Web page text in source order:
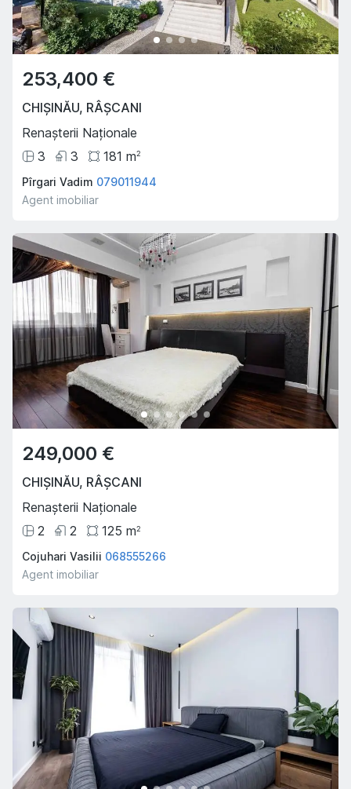
253,400 €
CHIȘINĂU, RÂȘCANI
Renașterii Naționale
3
3 181 m2
Pîrgari Vadim 079011944
Agent imobiliar
249,000 €
CHIȘINĂU, RÂȘCANI
Renașterii Naționale
2
2 125 m2
Cojuhari Vasilii 068555266
Agent imobiliar